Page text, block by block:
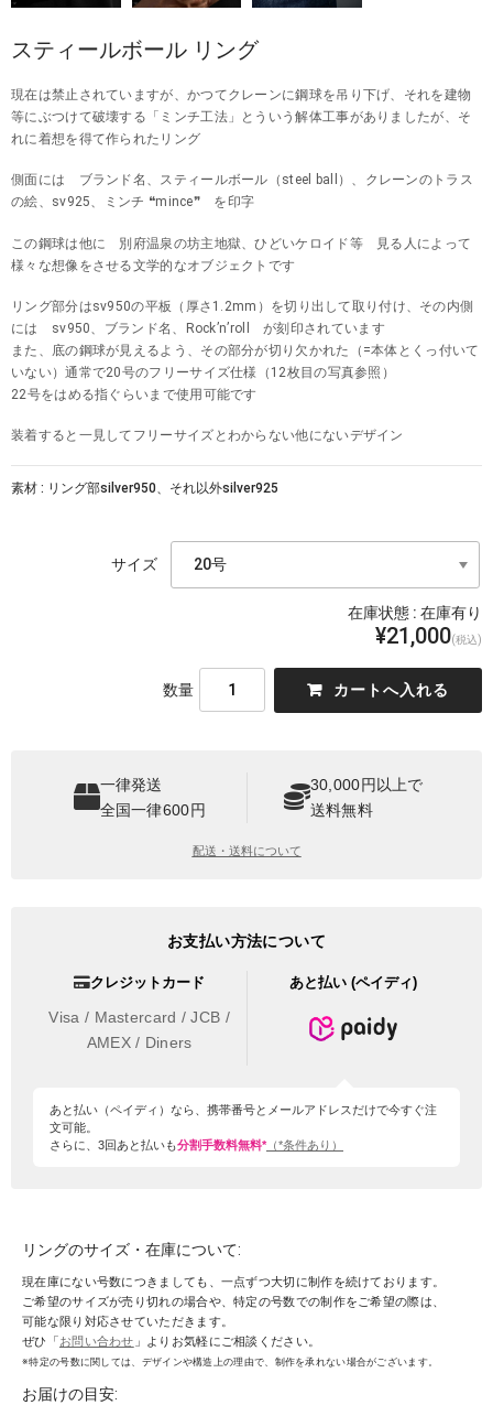
スティールボール リング
現在は禁止されていますが、かつてクレーンに鋼球を吊り下げ、それを建物
等にぶつけて破壊する「ミンチ工法」とういう解体工事がありましたが、そ
れに着想を得て作られたリング
側面には ブランド名、スティールボール（steel ball）、クレーンのトラス
の絵、sv925、ミンチ ❝mince❞ を印字
この鋼球は他に 別府温泉の坊主地獄、ひどいケロイド等 見る人によって
様々な想像をさせる文学的なオブジェクトです
リング部分はsv950の平板（厚さ1.2mm）を切り出して取り付け、その内側
には sv950、ブランド名、Rock’n’roll が刻印されています
また、底の鋼球が見えるよう、その部分が切り欠かれた（=本体とくっ付いて
いない）通常で20号のフリーサイズ仕様（12枚目の写真参照）
22号をはめる指ぐらいまで使用可能です
装着すると一見してフリーサイズとわからない他にないデザイン
素材 : リング部silver950、それ以外silver925
サイズ
在庫状態 : 在庫有り
¥21,000(税込)
数量
一律発送
全国一律600円
30,000円以上で
送料無料
配送・送料について
お支払い方法について
クレジットカード
Visa / Mastercard / JCB /
AMEX / Diners
あと払い (ペイディ)
あと払い（ペイディ）なら、携帯番号とメールアドレスだけで今すぐ注
文可能。
さらに、3回あと払いも分割手数料無料*（*条件あり）
リングのサイズ・在庫について:
現在庫にない号数につきましても、一点ずつ大切に制作を続けております。
ご希望のサイズが売り切れの場合や、特定の号数での制作をご希望の際は、
可能な限り対応させていただきます。
ぜひ「お問い合わせ 」よりお気軽にご相談ください。
※特定の号数に関しては、デザインや構造上の理由で、制作を承れない場合がございます。
お届けの目安: